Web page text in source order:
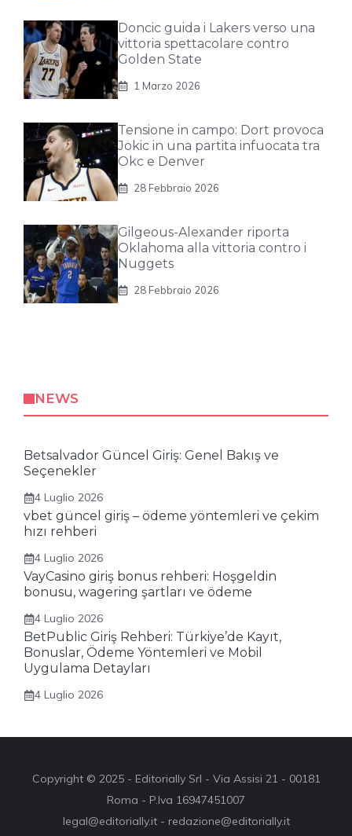
Doncic guida i Lakers verso una
vittoria spettacolare contro
Golden State
1 Marzo 2026
Tensione in campo: Dort provoca
Jokic in una partita infuocata tra
Okc e Denver
28 Febbraio 2026
Gilgeous-Alexander riporta
Oklahoma alla vittoria contro i
Nuggets
28 Febbraio 2026
NEWS
Betsalvador Güncel Giriş: Genel Bakış ve
Seçenekler
4 Luglio 2026
vbet güncel giriş – ödeme yöntemleri ve çekim
hızı rehberi
4 Luglio 2026
VayCasino giriş bonus rehberi: Hoşgeldin
bonusu, wagering şartları ve ödeme
4 Luglio 2026
BetPublic Giriş Rehberi: Türkiye’de Kayıt,
Bonuslar, Ödeme Yöntemleri ve Mobil
Uygulama Detayları
4 Luglio 2026
Copyright © 2025 - Editorially Srl - Via Assisi 21 - 00181
Roma - P.Iva 16947451007
legal@editorially.it - redazione@editorially.it